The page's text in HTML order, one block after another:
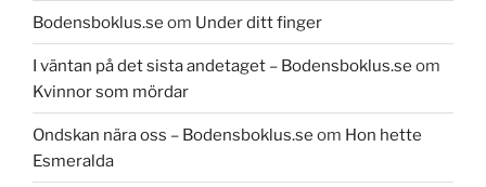
Bodensboklus.se om Under ditt finger
I väntan på det sista andetaget – Bodensboklus.se om
Kvinnor som mördar
Ondskan nära oss – Bodensboklus.se om Hon hette
Esmeralda